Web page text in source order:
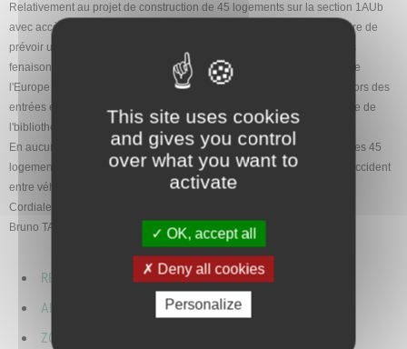
Relativement au projet de construction de 45 logements sur la section 1AUb
avec accès par la rue du 11 Novembre 2018, ne serait-il pas nécessaire de
prévoir un élargissement de cette rue, du carrefour avec le chemin des
fenaisons et la voie de l'Europe , ainsi que l'élargissement de la voie de
l'Europe , régulièrement obstruée par les véhicules en stationnement lors des
entrées et sorties des écoles, ,ou lors de toute manifestation sur la zone de
l'bibliothèque,espace associatif,église.
En aucun cas un flux de véhicules supplémentaires correspondant à ces 45
logements additionnels ne pourra s'écouler sans difficulté et risque d'accident
entre véhicules ou avec piétons sans aménagement ad-hoc.
Cordialement,
Bruno TABAR
REVISION PLU
ARRETE D'ENQUETE PUBLIQUE
ZONAGE D'ASSAINISSEMENT DES EAUX USEES
This site uses cookies
and gives you control
over what you want to
activate
OK, accept all
Deny all cookies
Personalize